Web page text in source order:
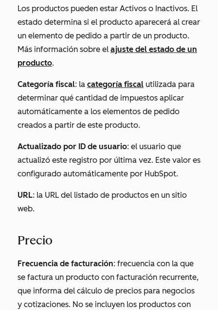
Los productos pueden estar Activos o Inactivos. El
estado determina si el producto aparecerá al crear
un elemento de pedido a partir de un producto.
Más información sobre el ajuste del estado de un
producto.
Categoría fiscal: la categoría fiscal utilizada para
determinar qué cantidad de impuestos aplicar
automáticamente a los elementos de pedido
creados a partir de este producto.
Actualizado por ID de usuario: el usuario que
actualizó este registro por última vez. Este valor es
configurado automáticamente por HubSpot.
URL: la URL del listado de productos en un sitio
web.
Precio
Frecuencia de facturación: frecuencia con la que
se factura un producto con facturación recurrente,
que informa del cálculo de precios para negocios
y cotizaciones. No se incluyen los productos con